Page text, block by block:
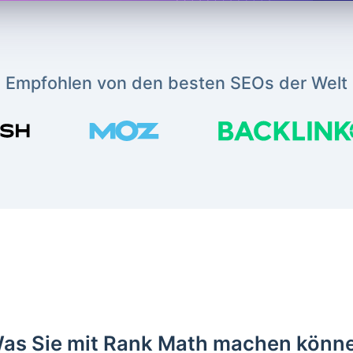
Empfohlen von den besten SEOs der Welt
Sie mit Rank Math machen